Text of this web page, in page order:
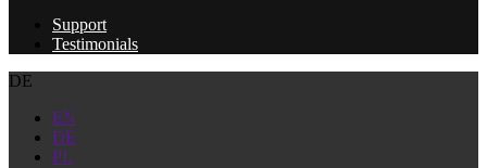
Support
Testimonials
DE
EN
DE
PL